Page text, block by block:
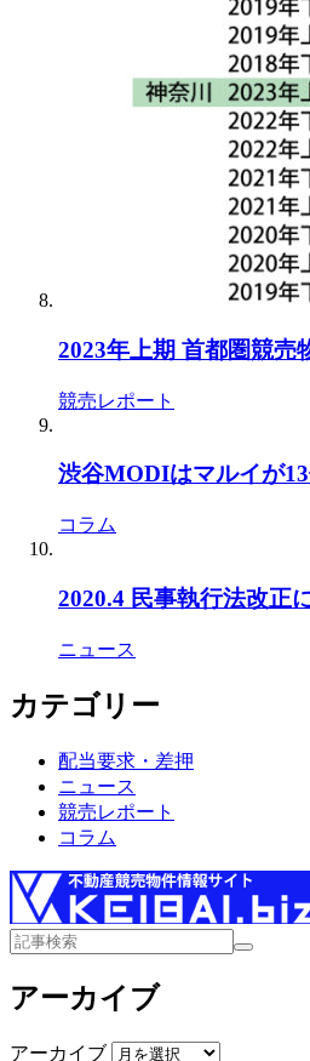
2023年上期 首都圏競売
競売レポート
渋谷MODIはマルイが
コラム
2020.4 民事執行法改正
ニュース
カテゴリー
配当要求・差押
ニュース
競売レポート
コラム
アーカイブ
アーカイブ